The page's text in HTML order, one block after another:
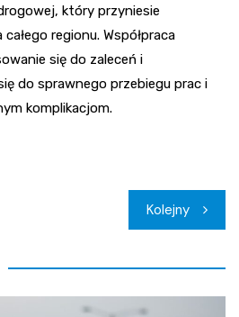
który przyniesie
regionu. Współpraca
się do zaleceń i
do sprawnego przebiegu prac i
komplikacjom.
Kolejny